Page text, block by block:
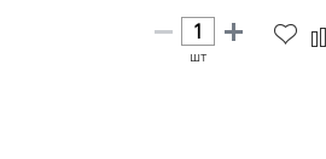
шт